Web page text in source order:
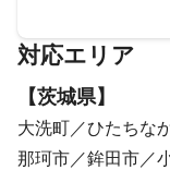
対応エリア
【茨城県】
大洗町 ひたちな
那珂市
鉾田市